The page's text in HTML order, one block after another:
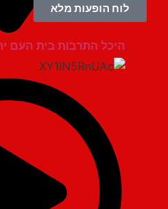
היכל התרבות בית העם ירושלים
לוח הופעות מלא